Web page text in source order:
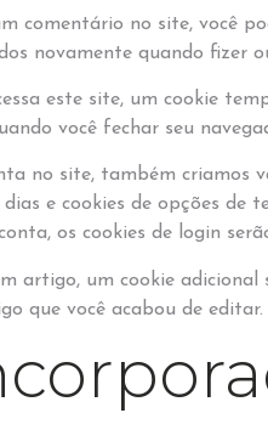
comentário no site, você
novamente quando fizer
este site, um cookie
você fechar seu
no site, também criamos
e cookies de opções de
os cookies de login
artigo, um cookie adicional
que você acabou de editar.